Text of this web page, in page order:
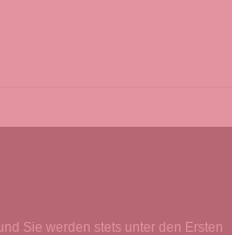
Sie werden stets unter den Ersten